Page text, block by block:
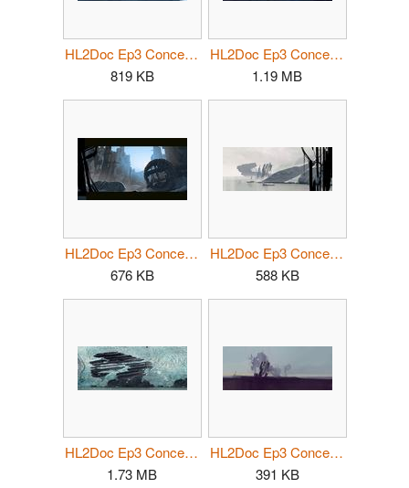
HL2Doc Ep3 Concept09.jpg
819 KB
HL2Doc Ep3 Concept10.jpg
1.19 MB
HL2Doc Ep3 Concept12.jpg
676 KB
HL2Doc Ep3 Concept13.jpg
588 KB
HL2Doc Ep3 Concept14.jpg
1.73 MB
HL2Doc Ep3 Concept15.jpg
391 KB